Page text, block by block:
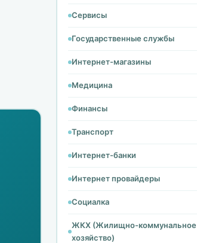
Сервисы
Государственные службы
Интернет-магазины
Медицина
Финансы
Транспорт
Интернет-банки
Интернет провайдеры
Социалка
ЖКХ (Жилищно-коммунальное
хозяйство)